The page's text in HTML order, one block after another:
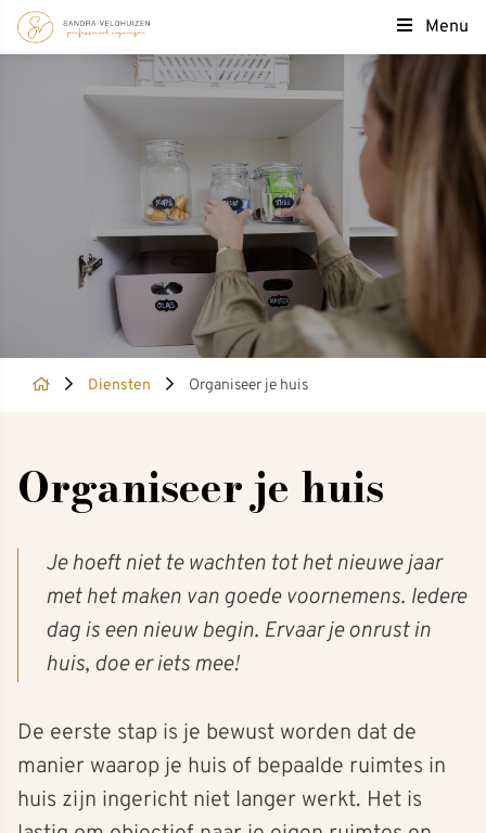
Menu
Diensten Organiseer je huis
Organiseer je huis
Je hoeft niet te wachten tot het nieuwe jaar
met het maken van goede voornemens. Iedere
dag is een nieuw begin. Ervaar je onrust in
huis, doe er iets mee!
De eerste stap is je bewust worden dat de
manier waarop je huis of bepaalde ruimtes in
huis zijn ingericht niet langer werkt. Het is